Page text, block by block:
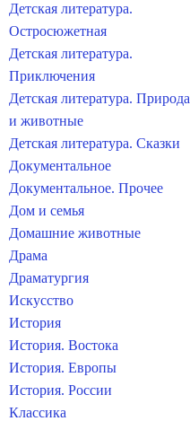
Детская литература.
Остросюжетная
Детская литература.
Приключения
Детская литература. Природа
и животные
Детская литература. Сказки
Документальное
Документальное. Прочее
Дом и семья
Домашние животные
Драма
Драматургия
Искусство
История
История. Востока
История. Европы
История. России
Классика